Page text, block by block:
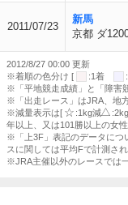
2011/07/23
新馬
京都 ダ
2012/8/27 00:00 更新
※着順の色分け [
:1着
※「平地競走成績」と「障害
※「出走レース」はJRA、地
※減量表示は[
:1kg減
年以上、又は101勝以上の女
※「上3F」表記のデータにつ
スに関しては平均Fで計測され
※JRA主催以外のレースでは